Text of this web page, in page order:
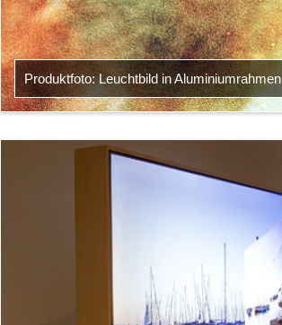
Produktfoto: Leuchtbild in Aluminiumrahmen